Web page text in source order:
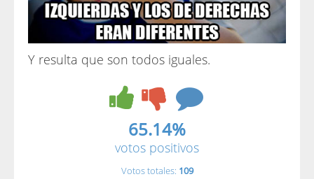
Y resulta que son todos iguales.
65.14%
votos positivos
Votos totales: 109